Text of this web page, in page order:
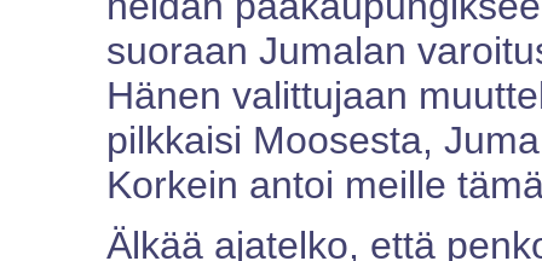
suoraan Jumalan
Hänen valittujaan
pilkkaisi Moosesta,
Korkein antoi meille
Älkää ajatelko, että